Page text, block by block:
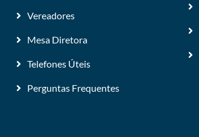
Vereadores
Mesa Diretora
Telefones Úteis
Perguntas Frequentes